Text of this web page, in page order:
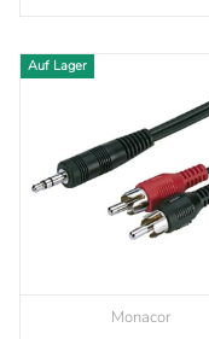
Auf Lager
Monacor